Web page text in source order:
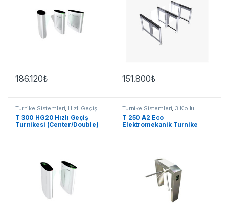
186.120₺ 151.800₺
Turnike Sistemleri, Hızlı Geçiş
T 300 HG20 Hızlı Geçiş
Turnikesi (Center/Double)
Turnike Sistemleri, 3 Kollu
Turnike
T 250 A2 Eco
Elektromekanik Turnike